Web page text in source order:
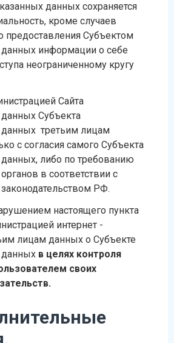
данных сохраняется
кроме случаев
предоставления Субъектом
информации о себе
неограниченному кругу
Сайта
Субъекта
третьим лицам
с согласия самого Субъекта
либо по требованию
в соответствии с
РФ.
настоящего пункта
интернет -
лицам данных о Субъекте
данных в целях контроля
своих